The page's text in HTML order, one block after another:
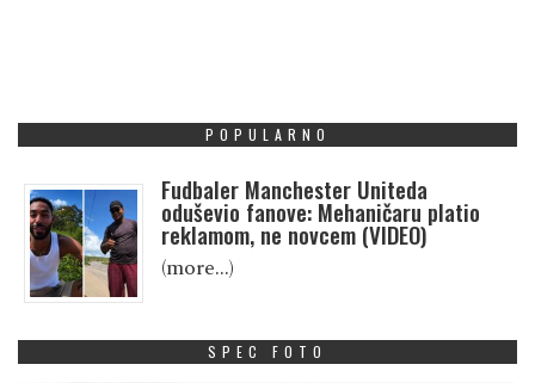
POPULARNO
Fudbaler Manchester Uniteda
oduševio fanove: Mehaničaru platio
reklamom, ne novcem (VIDEO)
(more…)
SPEC FOTO